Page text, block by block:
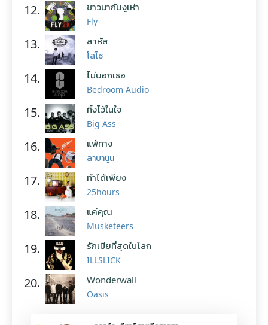
12. ชาวนากับงูเห่า
Fly
13. สาหัส
โลโซ
14. ไม่บอกเธอ
Bedroom Audio
15. ทิ้งไว้ในใจ
Big Ass
16. แพ้ทาง
ลาบานูน
17. ทำได้เพียง
25hours
18. แค่คุณ
Musketeers
19. รักเมียที่สุดในโลก
ILLSLICK
20. Wonderwall
Oasis